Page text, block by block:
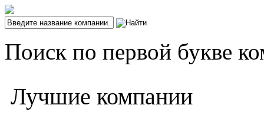
Поиск по первой букве
Лучшие компании